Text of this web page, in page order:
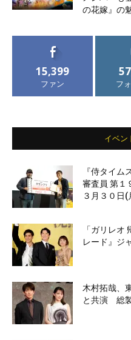
の花嫁』の
15,399
ファン フ
イベン
『侍タイム
審査員 第１
３月３０日(
「ガリレオ
レード』ジ
木村拓哉、
と共演 総